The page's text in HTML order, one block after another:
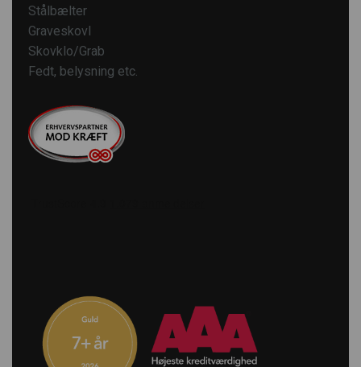
Stålbælter
Graveskovl
Skovklo/Grab
Fedt, belysning etc.